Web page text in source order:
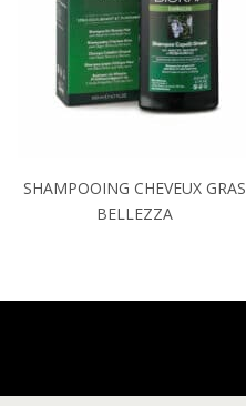
SHAMPOOING CHEVEUX GRAS
BELLEZZA